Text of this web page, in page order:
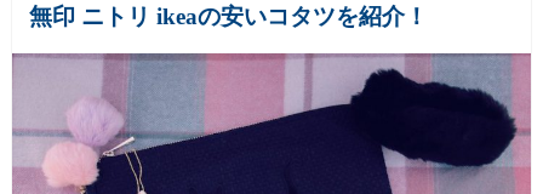
無印 ニトリ ikeaの安いコタツを紹介！